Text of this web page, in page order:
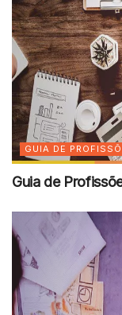
GUIA DE
Guia de